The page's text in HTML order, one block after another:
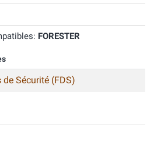
FORESTER
de Sécurité (FDS)